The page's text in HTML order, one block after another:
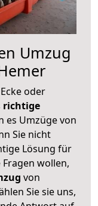
Umzug
oder
richtige
es Umzüge von
Sie nicht
Lösung für
wollen,
von
Sie sie uns,